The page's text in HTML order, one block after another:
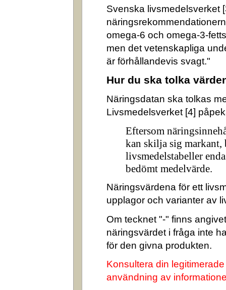
Svenska livsmedelsverket
omega-6 och omega-3-
men det vetenskapliga
är förhållandevis svagt."
Hur du ska tolka
Näringsdatan ska tolkas
Livsmedelsverket [4]
Eftersom
kan skilja sig markant,
livsmedelstabeller
bedömt medelvärde.
Näringsvärdena för ett
upplagor och varianter av
Om tecknet "-" finns
näringsvärdet i fråga inte
för den givna produkten.
Konsultera din
användning av